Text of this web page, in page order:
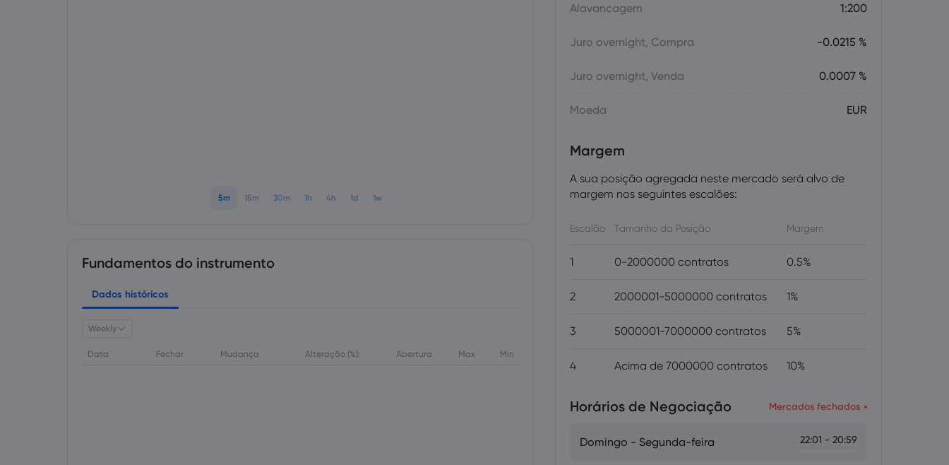
5m 15m 30m 1h 4h 1d 1w
Fundamentos do instrumento
Dados históricos
Weekly
Data Fechar Mudança Alteração (%): Abertura Max Min
Alavancagem 1:200
Juro overnight, Compra -0.0215 %
Juro overnight, Venda 0.0007 %
Moeda EUR
Margem
A sua posição agregada neste mercado será alvo de
margem nos seguintes escalões:
Escalão Tamanho da Posição Margem
1 0-2000000 contratos 0.5%
2 2000001-5000000 contratos 1%
3 5000001-7000000 contratos 5%
4 Acima de 7000000 contratos 10%
Horários de Negociação Mercados fechados
Domingo - Segunda-feira 22:01 - 20:59